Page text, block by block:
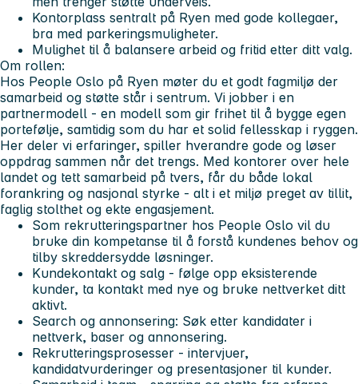
Kontorplass sentralt på Ryen med gode kollegaer,
bra med parkeringsmuligheter.
Mulighet til å balansere arbeid og fritid etter ditt valg.
Om rollen:
Hos People Oslo på Ryen møter du et godt fagmiljø der
samarbeid og støtte står i sentrum. Vi jobber i en
partnermodell - en modell som gir frihet til å bygge egen
portefølje, samtidig som du har et solid fellesskap i ryggen.
Her deler vi erfaringer, spiller hverandre gode og løser
oppdrag sammen når det trengs. Med kontorer over hele
landet og tett samarbeid på tvers, får du både lokal
forankring og nasjonal styrke - alt i et miljø preget av tillit,
faglig stolthet og ekte engasjement.
Som rekrutteringspartner hos People Oslo vil du
bruke din kompetanse til å forstå kundenes behov og
tilby skreddersydde løsninger.
Kundekontakt og salg - følge opp eksisterende
kunder, ta kontakt med nye og bruke nettverket ditt
aktivt.
Search og annonsering: Søk etter kandidater i
nettverk, baser og annonsering.
Rekrutteringsprosesser - intervjuer,
kandidatvurderinger og presentasjoner til kunder.